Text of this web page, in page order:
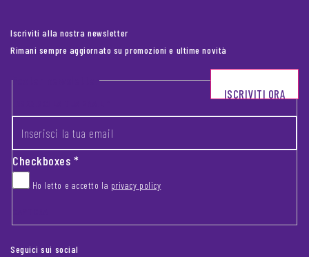
Iscriviti alla nostra newsletter
Rimani sempre aggiornato su promozioni e ultime novità
Footer newsletter
Checkboxes*
Ho letto e accetto la privacy policy
ISCRIVITI ORA
Seguici sui social